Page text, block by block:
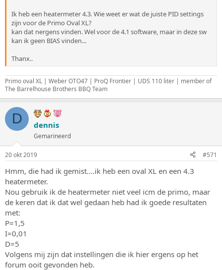
Ik heb een heatermeter 4.3. Wie weet er wat de juiste PID settings
zijn voor de Primo Oval XL?
kan dat nergens vinden. Wel voor de 4.1 software, maar in deze sw
kan ik geen BIAS vinden...
Thanx..
Primo oval XL | Weber OTO47 | ProQ Frontier | UDS 110 liter | member of
The Barrelhouse Brothers BBQ Team
D dennis
Gemarineerd
20 okt 2019 #571
Hmm, die had ik gemist....ik heb een oval XL en een 4.3
heatermeter.
Nou gebruik ik de heatermeter niet veel icm de primo, maar
de keren dat ik dat wel gedaan heb had ik goede resultaten
met:
P=1,5
I=0,01
D=5
Volgens mij zijn dat instellingen die ik hier ergens op het
forum ooit gevonden heb.